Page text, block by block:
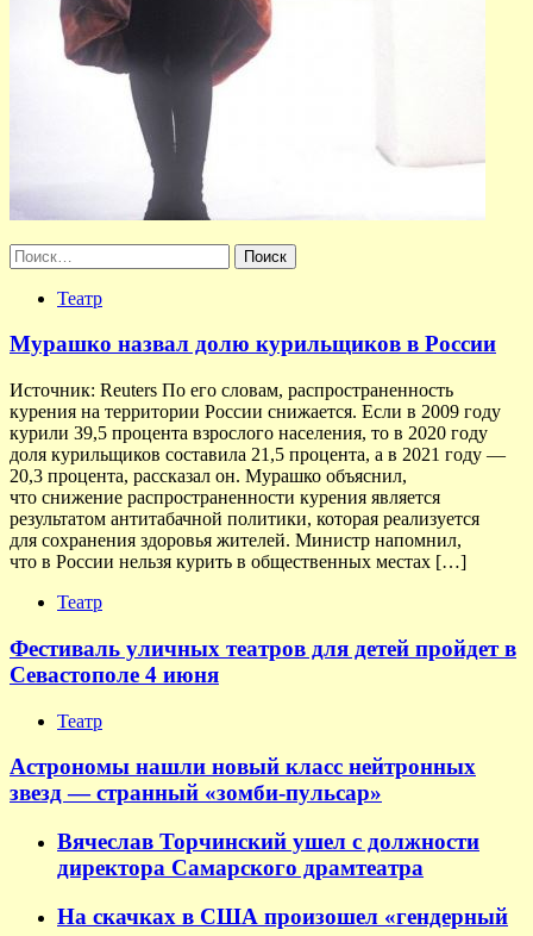
Найти:
Театр
Мурашко назвал долю курильщиков в России
Источник: Reuters По его словам, распространенность
курения на территории России снижается. Если в 2009 году
курили 39,5 процента взрослого населения, то в 2020 году
доля курильщиков составила 21,5 процента, а в 2021 году —
20,3 процента, рассказал он. Мурашко объяснил,
что снижение распространенности курения является
результатом антитабачной политики, которая реализуется
для сохранения здоровья жителей. Министр напомнил,
что в России нельзя курить в общественных местах […]
Театр
Фестиваль уличных театров для детей пройдет в
Севастополе 4 июня
Театр
Астрономы нашли новый класс нейтронных
звезд — странный «зомби-пульсар»
Вячеслав Торчинский ушел с должности
директора Самарского драмтеатра
На скачках в США произошел «гендерный